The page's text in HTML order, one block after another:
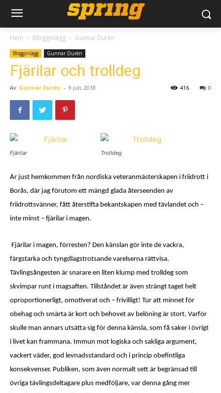
Hem Blogginlägg Gunnar Durén
Blogginlägg Gunnar Durén
Fjärilar och trolldeg
Av Gunnar Durén - 9 juli, 2018 0
416
Fjärilar Trolldeg
Är just hemkommen från nordiska veteranmästerskapen i friidrott i
Borås, där jag förutom ett mängd glada återseenden av
friidrottsvänner, fått återstifta bekantskapen med tävlandet och –
inte minst – fjärilar i magen.
Fjärilar i magen, förresten? Den känslan gör inte de vackra,
färgstarka och tyngdlagstrotsande varelserna rättvisa.
Tävlingsångesten är snarare en liten klump med trolldeg som
skvimpar runt i magsaften. Tillståndet är även strängt taget helt
oproportionerligt, omotiverat och – frivilligt! Tur att minnet för
obehag och smärta är kort och behovet av belöning är stort. Varför
skulle man annars utsätta sig för denna känsla, som få saker i övrigt
i livet kan frammana. Immun mot logiska och sakliga argument,
vackert väder, god levnadsstandard och i princip obefintliga
konsekvenser. Publiken, som även normalt sett är begränsad till
övriga tävlingsdeltagare plus medföljare, var denna gång mer